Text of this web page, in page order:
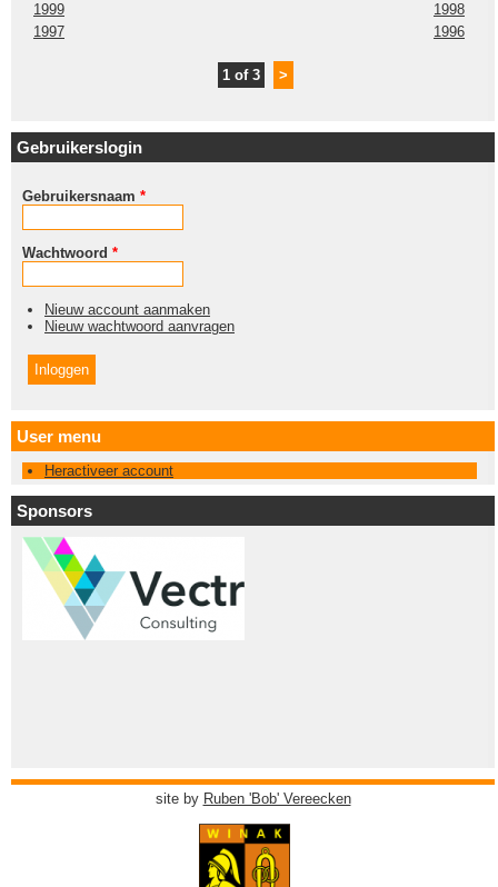
1999
1998
1997
1996
1 of 3 >
Gebruikerslogin
Gebruikersnaam *
Wachtwoord *
Nieuw account aanmaken
Nieuw wachtwoord aanvragen
User menu
Heractiveer account
Sponsors
site by Ruben 'Bob' Vereecken